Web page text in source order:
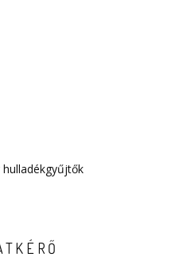
hulladékgyűjtők